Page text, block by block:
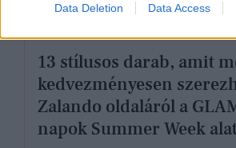
Data Deletion Data Access
13 stílusos darab, amit
kedvezményesen
Zalando oldaláról a
napok Summer Week